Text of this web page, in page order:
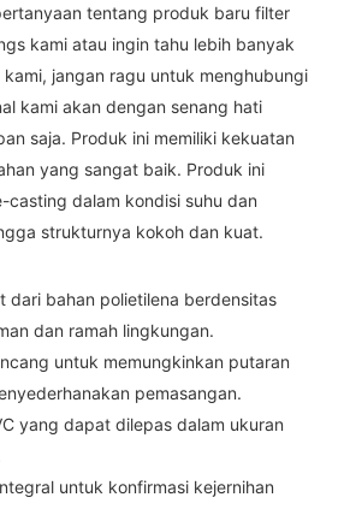
tentang produk baru filter
kami atau ingin tahu lebih banyak
jangan ragu untuk menghubungi
kami akan dengan senang hati
saja. Produk ini memiliki kekuatan
yang sangat baik. Produk ini
casting dalam kondisi suhu dan
strukturnya kokoh dan kuat.
dari bahan polietilena berdensitas
dan ramah lingkungan.
untuk memungkinkan putaran
pemasangan.
yang dapat dilepas dalam ukuran
untuk konfirmasi kejernihan